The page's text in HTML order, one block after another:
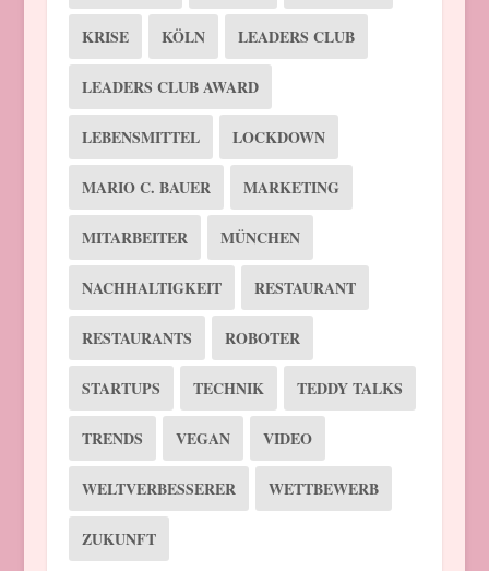
KRISE KÖLN LEADERS CLUB
LEADERS CLUB AWARD
LEBENSMITTEL LOCKDOWN
MARIO C. BAUER MARKETING
MITARBEITER MÜNCHEN
NACHHALTIGKEIT RESTAURANT
RESTAURANTS ROBOTER
STARTUPS TECHNIK TEDDY TALKS
TRENDS VEGAN VIDEO
WELTVERBESSERER WETTBEWERB
ZUKUNFT